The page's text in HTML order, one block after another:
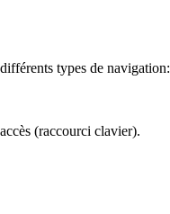
types de navigation:
(raccourci clavier).